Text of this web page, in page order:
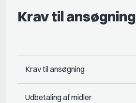
Krav til ansøgning
Krav til ansøgning
Udbetaling af midler